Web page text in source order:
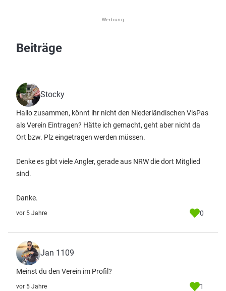
Werbung
Beiträge
Stocky
Hallo zusammen, könnt ihr nicht den Niederländischen VisPas
als Verein Eintragen? Hätte ich gemacht, geht aber nicht da
Ort bzw. Plz eingetragen werden müssen.
Denke es gibt viele Angler, gerade aus NRW die dort Mitglied
sind.
Danke.
vor 5 Jahre 0
Jan 1109
Meinst du den Verein im Profil?
vor 5 Jahre 1